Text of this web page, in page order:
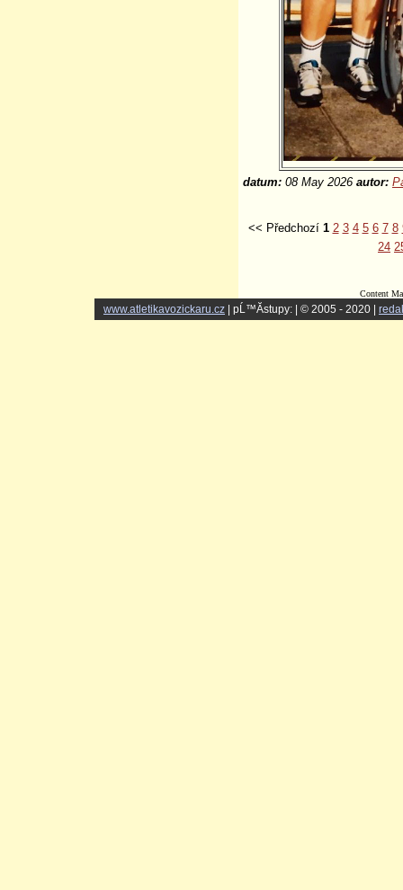
datum: 08 May 2026 autor:
<< Předchozí 1 2 3 4 5 6 7 8
24
Content
www.atletikavozickaru.cz | pĹ™Ă­stupy: | © 2005 - 2020 |